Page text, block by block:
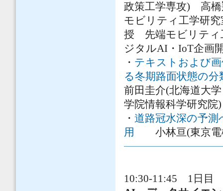
政策工学専攻) 高
モビリティ工学研
授 先端モビリティ
ジタルAI・IoT企画
・ テキストおよび画
る冬期路面状態の分
前田圭介(北海道大
学院情報科学研究
・ 道路冠水深の予
用
小林亘(東京電
10:30-11:45 1日目